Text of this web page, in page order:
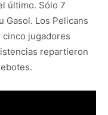
último. Sólo 7
Gasol. Los Pelicans
cinco jugadores
repartieron